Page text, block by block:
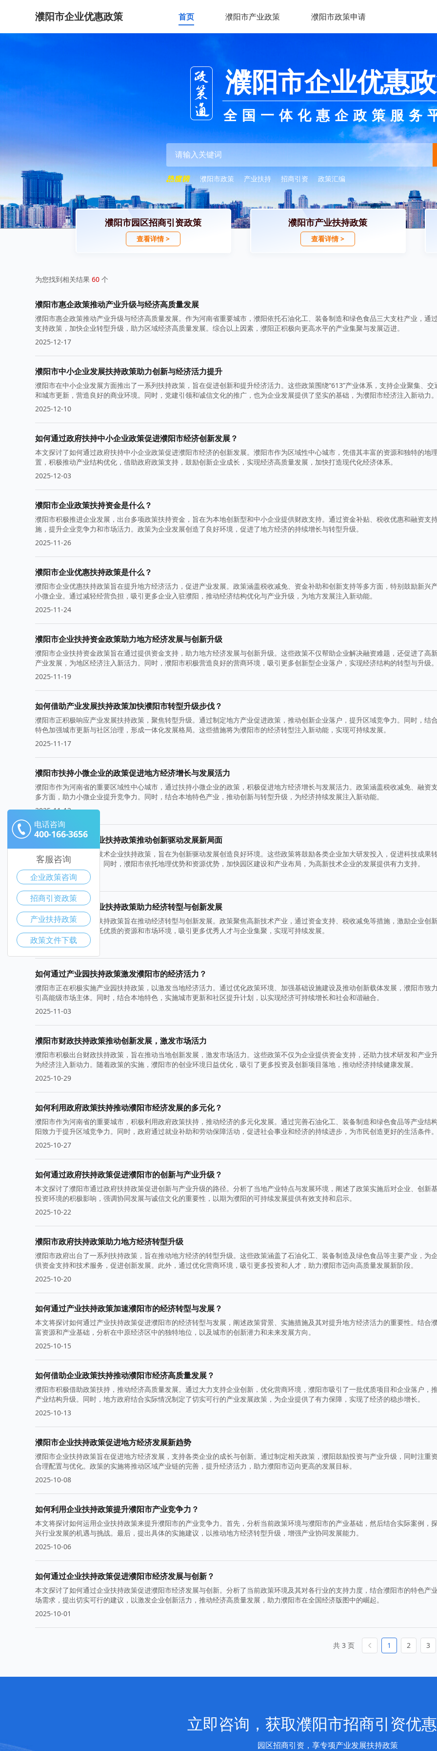
濮阳市企业优惠政策 首页 濮阳市产业政策 濮阳市政策申请
濮阳市企业优惠
全国一体化惠企政策服务
濮阳市政策 产业扶持 招商引资 政策汇编
濮阳市园区招商引资政策
查看详情 >
濮阳市产业扶持政策
查看详情 >
为您找到相关结果 60 个
濮阳市惠企政策推动产业升级与经济高质量发展
濮阳市惠企政策推动产业升级与经济高质量发展。作为河南省重要城市，濮阳依托石油化工、装备制造和绿色食品三大支柱产业，通
支持政策，加快企业转型升级，助力区域经济高质量发展。综合以上因素，濮阳正积极向更高水平的产业集聚与发展迈进。
2025-12-17
濮阳市中小企业发展扶持政策助力创新与经济活力提升
濮阳市在中小企业发展方面推出了一系列扶持政策，旨在促进创新和提升经济活力。这些政策围绕“613”产业体系，支持企业聚集、交
和城市更新，营造良好的商业环境。同时，党建引领和诚信文化的推广，也为企业发展提供了坚实的基础，为濮阳市经济注入新动力。
2025-12-10
如何通过政府扶持中小企业政策促进濮阳市经济创新发展？
本文探讨了如何通过政府扶持中小企业政策促进濮阳市经济的创新发展。濮阳市作为区域性中心城市，凭借其丰富的资源和独特的地
置，积极推动产业结构优化，借助政府政策支持，鼓励创新企业成长，实现经济高质量发展，加快打造现代化经济体系。
2025-12-03
濮阳市企业政策扶持资金是什么？
濮阳市积极推进企业发展，出台多项政策扶持资金，旨在为本地创新型和中小企业提供财政支持。通过资金补贴、税收优惠和融资支
施，提升企业竞争力和市场活力。政策为企业发展创造了良好环境，促进了地方经济的持续增长与转型升级。
2025-11-26
濮阳市企业优惠扶持政策是什么？
濮阳市企业优惠扶持政策旨在提升地方经济活力，促进产业发展。政策涵盖税收减免、资金补助和创新支持等多方面，特别鼓励新兴
小微企业。通过减轻经营负担，吸引更多企业入驻濮阳，推动经济结构优化与产业升级，为地方发展注入新动能。
2025-11-24
濮阳市企业扶持资金政策助力地方经济发展与创新升级
濮阳市企业扶持资金政策旨在通过提供资金支持，助力地方经济发展与创新升级。这些政策不仅帮助企业解决融资难题，还促进了高
产业发展，为地区经济注入新活力。同时，濮阳市积极营造良好的营商环境，吸引更多创新型企业落户，实现经济结构的转型与升级。
2025-11-19
如何借助产业发展扶持政策加快濮阳市转型升级步伐？
濮阳市正积极响应产业发展扶持政策，聚焦转型升级。通过制定地方产业促进政策，推动创新企业落户，提升区域竞争力。同时，结
特色加强城市更新与社区治理，形成一体化发展格局。这些措施将为濮阳市的经济转型注入新动能，实现可持续发展。
2025-11-17
濮阳市扶持小微企业的政策促进地方经济增长与发展活力
濮阳市作为河南省的重要区域性中心城市，通过扶持小微企业的政策，积极促进地方经济增长与发展活力。政策涵盖税收减免、融资
多方面，助力小微企业提升竞争力。同时，结合本地特色产业，推动创新与转型升级，为经济持续发展注入新动能。
2025-11-12
濮阳市高新技术企业扶持政策推动创新驱动发展新局面
濮阳市积极推进高新技术企业扶持政策，旨在为创新驱动发展创造良好环境。这些政策将鼓励各类企业加大研发投入，促进科技成果转
提升整体产业竞争力。同时，濮阳市依托地理优势和资源优势，加快园区建设和产业布局，为高新技术企业的发展提供有力支持。
2025-11-10
濮阳市高新技术企业扶持政策助力经济转型与创新发展
濮阳市高新技术企业扶持政策旨在推动经济转型与创新发展。政策聚焦高新技术产业，通过资金支持、税收减免等措施，激励企业创
发。此外，濮阳市依托优质的资源和市场环境，吸引更多优秀人才与企业集聚，实现可持续发展。
2025-11-05
如何通过产业园扶持政策激发濮阳市的经济活力？
濮阳市正在积极实施产业园扶持政策，以激发当地经济活力。通过优化政策环境、加强基础设施建设及推动创新载体发展，濮阳市致
引高能级市场主体。同时，结合本地特色，实施城市更新和社区提升计划，以实现经济可持续增长和社会和谐融合。
2025-11-03
濮阳市财政扶持政策推动创新发展，激发市场活力
濮阳市积极出台财政扶持政策，旨在推动当地创新发展，激发市场活力。这些政策不仅为企业提供资金支持，还助力技术研发和产业升
为经济注入新动力。随着政策的实施，濮阳市的创业环境日益优化，吸引了更多投资及创新项目落地，推动经济持续健康发展。
2025-10-29
如何利用政府政策扶持推动濮阳市经济发展的多元化？
濮阳市作为河南省的重要城市，积极利用政府政策扶持，推动经济的多元化发展。通过完善石油化工、装备制造和绿色食品等产业结
阳致力于提升区域竞争力。同时，政府通过就业补助和劳动保障活动，促进社会事业和经济的持续进步，为市民创造更好的生活条件。
2025-10-27
如何通过政府扶持政策促进濮阳市的创新与产业升级？
本文探讨了濮阳市通过政府扶持政策促进创新与产业升级的路径。分析了当地产业特点与发展环境，阐述了政策实施后对企业、创新
投资环境的积极影响，强调协同发展与诚信文化的重要性，以期为濮阳的可持续发展提供有效支持和启示。
2025-10-22
濮阳市政府扶持政策助力地方经济转型升级
濮阳市政府出台了一系列扶持政策，旨在推动地方经济的转型升级。这些政策涵盖了石油化工、装备制造及绿色食品等主要产业，为
供资金支持和技术服务，促进创新发展。此外，通过优化营商环境，吸引更多投资和人才，助力濮阳市迈向高质量发展新阶段。
2025-10-20
如何通过产业扶持政策加速濮阳市的经济转型与发展？
本文将探讨如何通过产业扶持政策促进濮阳市的经济转型与发展，阐述政策背景、实施措施及其对提升地方经济活力的重要性。结合
富资源和产业基础，分析在中原经济区中的独特地位，以及城市的创新潜力和未来发展方向。
2025-10-15
如何借助企业政策扶持推动濮阳市经济高质量发展？
濮阳市积极借助政策扶持，推动经济高质量发展。通过大力支持企业创新，优化营商环境，濮阳市吸引了一批优质项目和企业落户，
产业结构升级。同时，地方政府结合实际情况制定了切实可行的产业发展政策，为企业提供了有力保障，实现了经济的稳步增长。
2025-10-13
濮阳市企业扶持政策促进地方经济发展新趋势
濮阳市企业扶持政策旨在促进地方经济发展，支持各类企业的成长与创新。通过制定相关政策，濮阳鼓励投资与产业升级，同时注重
合理配置与优化。政策的实施将推动区域产业链的完善，提升经济活力，助力濮阳市迈向更高的发展目标。
2025-10-08
如何利用企业扶持政策提升濮阳市产业竞争力？
本文将探讨如何运用企业扶持政策来提升濮阳市的产业竞争力。首先，分析当前政策环境与濮阳市的产业基础，然后结合实际案例，
兴行业发展的机遇与挑战。最后，提出具体的实施建议，以推动地方经济转型升级，增强产业协同发展能力。
2025-10-06
如何通过企业扶持政策促进濮阳市经济发展与创新？
本文探讨了如何通过企业扶持政策促进濮阳市经济发展与创新。分析了当前政策环境及其对各行业的支持力度，结合濮阳市的特色产
场需求，提出切实可行的建议，以激发企业创新活力，推动经济高质量发展，助力濮阳市在全国经济版图中的崛起。
2025-10-01
共 3 页 1 2 3
电话咨询
400-166-3656
客服咨询
企业政策咨询
招商引资政策
产业扶持政策
政策文件下载
立即咨询，获取濮阳市招商引资优
园区招商引资，享专项产业发展扶持政策